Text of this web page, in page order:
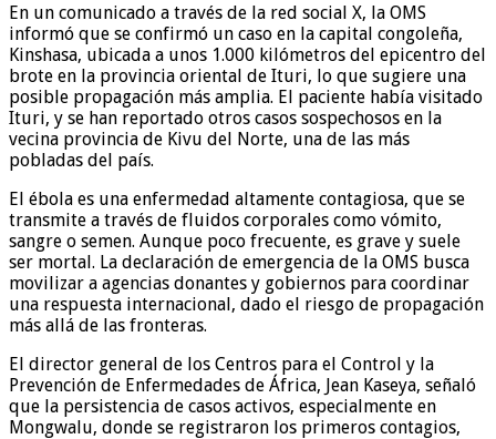
En un comunicado a través de la red social X, la OMS
informó que se confirmó un caso en la capital congoleña,
Kinshasa, ubicada a unos 1.000 kilómetros del epicentro del
brote en la provincia oriental de Ituri, lo que sugiere una
posible propagación más amplia. El paciente había visitado
Ituri, y se han reportado otros casos sospechosos en la
vecina provincia de Kivu del Norte, una de las más
pobladas del país.
El ébola es una enfermedad altamente contagiosa, que se
transmite a través de fluidos corporales como vómito,
sangre o semen. Aunque poco frecuente, es grave y suele
ser mortal. La declaración de emergencia de la OMS busca
movilizar a agencias donantes y gobiernos para coordinar
una respuesta internacional, dado el riesgo de propagación
más allá de las fronteras.
El director general de los Centros para el Control y la
Prevención de Enfermedades de África, Jean Kaseya, señaló
que la persistencia de casos activos, especialmente en
Mongwalu, donde se registraron los primeros contagios,